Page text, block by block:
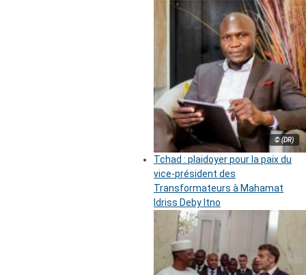
© (DR)
Tchad : plaidoyer pour la paix du
vice-président des
Transformateurs à Mahamat
Idriss Deby Itno